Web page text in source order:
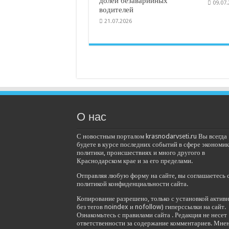
водителей
21.07.2026
О нас
С новостным порталом krasnodarvseti.ru Вы всегда
будете в курсе последних событий в сфере
политики, происшествиях и много другого в
Краснодарском крае и за его пределами.
Отправляя любую форму на сайте, вы соглашаетесь
политикой конфиденциальности сайта.
Копирование разрешено, только с установкой
без тегов noindex и nofollow) гиперссылки на сайт.
Ознакомьтесь с правилами сайта . Редакция не несет
ответственности за содержание комментариев.